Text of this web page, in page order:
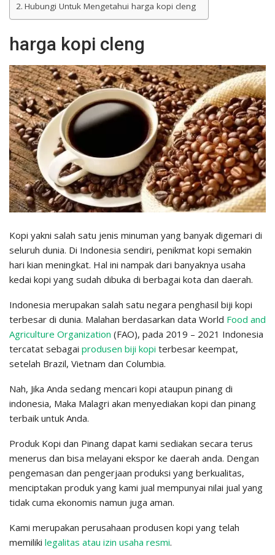
Hubungi Untuk Mengetahui harga kopi cleng
harga kopi cleng
Kopi yakni salah satu jenis minuman yang banyak digemari di
seluruh dunia. Di Indonesia sendiri, penikmat kopi semakin
hari kian meningkat. Hal ini nampak dari banyaknya usaha
kedai kopi yang sudah dibuka di berbagai kota dan daerah.
Indonesia merupakan salah satu negara penghasil biji kopi
terbesar di dunia. Malahan berdasarkan data World Food and
Agriculture Organization (FAO), pada 2019 – 2021 Indonesia
tercatat sebagai produsen biji kopi terbesar keempat,
setelah Brazil, Vietnam dan Columbia.
Nah, Jika Anda sedang mencari kopi ataupun pinang di
indonesia, Maka Malagri akan menyediakan kopi dan pinang
terbaik untuk Anda.
Produk Kopi dan Pinang dapat kami sediakan secara terus
menerus dan bisa melayani ekspor ke daerah anda. Dengan
pengemasan dan pengerjaan produksi yang berkualitas,
menciptakan produk yang kami jual mempunyai nilai jual yang
tidak cuma ekonomis namun juga aman.
Kami merupakan perusahaan produsen kopi yang telah
memiliki legalitas atau izin usaha resmi.